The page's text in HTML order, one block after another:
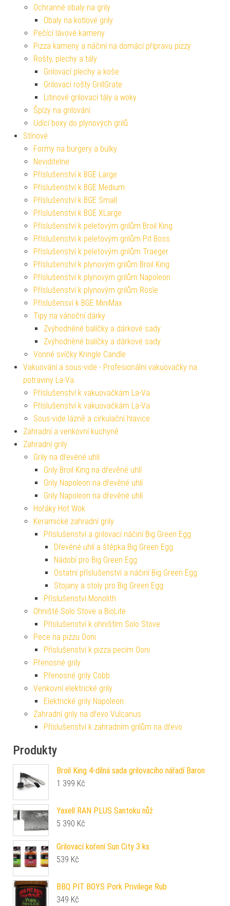
Ochranné obaly na grily
Obaly na kotlové grily
Pečící lávové kameny
Pizza kameny a náčiní na domácí přípravu pizzy
Rošty, plechy a tály
Grilovací plechy a koše
Grilovací rošty GrillGrate
Litinové grilovací tály a woky
Špízy na grilování
Udící boxy do plynových grilů
Stínové
Formy na burgery a bulky
Neviditelne
Příslušenství k BGE Large
Příslušenství k BGE Medium
Příslušenství k BGE Small
Příslušenství k BGE XLarge
Příslušenství k peletovým grilům Broil King
Příslušenství k peletovým grilům Pit Boss
Příslušenství k peletovým grilům Traeger
Příslušenství k plynovým grilům Broil King
Příslušenství k plynovým grilům Napoleon
Příslušenství k plynovým grilům Rösle
Příslušensví k BGE MiniMax
Tipy na vánoční dárky
Zvýhodněné balíčky a dárkové sady
Zvýhodněné balíčky a dárkové sady
Vonné svíčky Kringle Candle
Vakuování a sous-vide - Profesionální vakuovačky na
potraviny La-Va
Příslušenství k vakuovačkám La-Va
Příslušenství k vakuovačkám La-Va
Sous-vide lázně a cirkulační hlavice
Zahradní a venkovní kuchyně
Zahradní grily
Grily na dřevěné uhlí
Grily Broil King na dřevěné uhlí
Grily Napoleon na dřevěné uhlí
Grily Napoleon na dřevěné uhlí
Hořáky Hot Wok
Keramické zahradní grily
Příslušenství a grilovací náčiní Big Green Egg
Dřevěné uhlí a štěpka Big Green Egg
Nádobí pro Big Green Egg
Ostatní příslušenství a náčiní Big Green Egg
Stojany a stoly pro Big Green Egg
Příslušenství Monolith
Ohniště Solo Stove a BioLite
Příslušenství k ohništím Solo Stove
Pece na pizzu Ooni
Příslušenství k pizza pecím Ooni
Přenosné grily
Přenosné grily Cobb
Venkovní elektrické grily
Elektrické grily Napoleon
Zahradní grily na dřevo Vulcanus
Příslušenství k zahradním grilům na dřevo
Produkty
Broil King 4-dílná sada grilovacího nářadí Baron
1 399 Kč
Yaxell RAN PLUS Santoku nůž
5 390 Kč
Grilovací koření Sun City 3 ks
539 Kč
BBQ PIT BOYS Pork Privilege Rub
349 Kč